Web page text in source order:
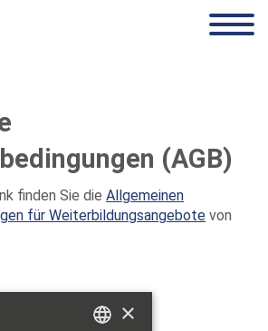
(AGB)
finden Sie die Allgemeinen
für Weiterbildungsangebote von
×